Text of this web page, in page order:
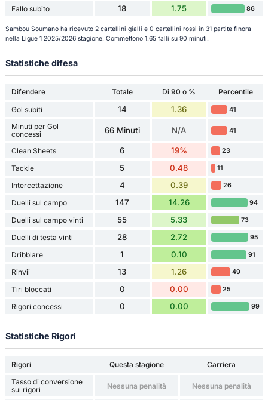
Fallo subito 18 1.75 86
Sambou Soumano ha ricevuto 2 cartellini gialli e 0 cartellini rossi in 31 partite finora
nella Ligue 1 2025/2026 stagione. Commettono 1.65 falli su 90 minuti.
Statistiche difesa
Difendere Totale Di 90 o %
Percentile
Gol subiti
14 1.36 41
Minuti per Gol
concessi
66 Minuti N/A 41
Clean Sheets 6 19% 23
Tackle 5 0.48 11
Intercettazione 4 0.39 26
Duelli sul campo 147 14.26 94
Duelli sul campo vinti 55 5.33 73
Duelli di testa vinti 28 2.72 95
Dribblare 1 0.10 91
Rinvii 13 1.26 49
Tiri bloccati 0 0.00 25
Rigori concessi 0 0.00 99
Statistiche Rigori
Rigori Questa stagione
Carriera
Tasso di conversione
sui rigori
Nessuna penalità Nessuna penalità